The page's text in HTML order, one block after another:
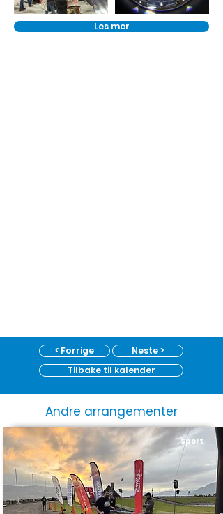
Les mer
< Forrige
Neste >
Tilbake til kalender
Andre arrangementer
Sport